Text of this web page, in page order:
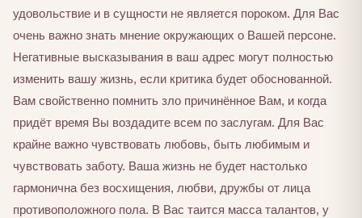
удовольствие и в сущности не является пороком. Для Вас
очень важно знать мнение окружающих о Вашей персоне.
Негативные высказывания в ваш адрес могут полностью
изменить вашу жизнь, если критика будет обоснованной.
Вам свойственно помнить зло причинённое Вам, и когда
придёт время Вы воздадите всем по заслугам. Для Вас
крайне важно чувствовать любовь, быть любимым и
чувствовать заботу. Ваша жизнь не будет настолько
гармонична без восхищения, любви, дружбы от лица
противоположного пола. В Вас таится масса талантов, у